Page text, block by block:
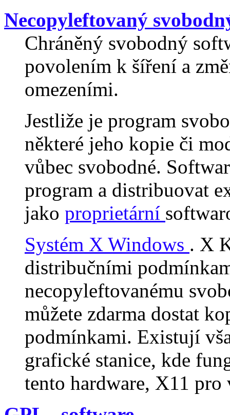
Necopyleftovaný
Chráněný svobodný
povolením k šíření a
omezeními.
Jestliže je program
některé jeho kopie či
vůbec svobodné.
program a distribuovat
jako proprietární
Systém X Windows . X
distribučními
necopyleftovanému
můžete zdarma dostat
podmínkami. Existují
grafické stanice, kde
tento hardware, X11